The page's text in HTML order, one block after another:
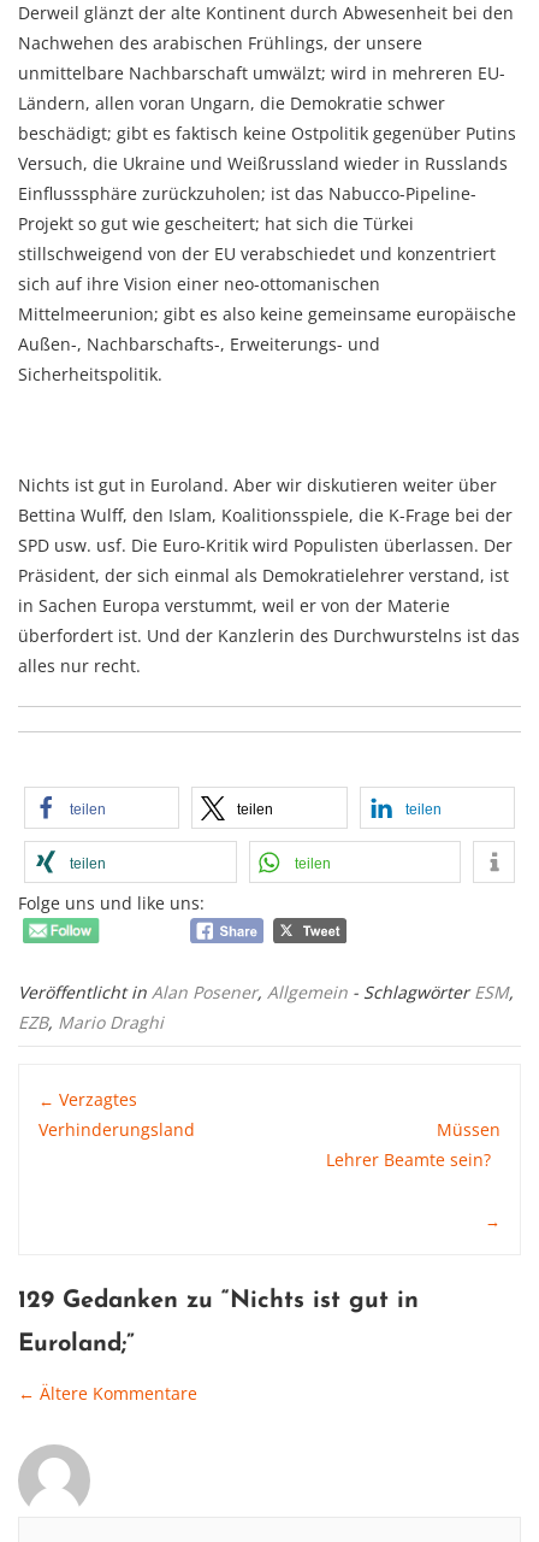
Derweil glänzt der alte Kontinent durch Abwesenheit bei den
Nachwehen des arabischen Frühlings, der unsere
unmittelbare Nachbarschaft umwälzt; wird in mehreren EU-
Ländern, allen voran Ungarn, die Demokratie schwer
beschädigt; gibt es faktisch keine Ostpolitik gegenüber Putins
Versuch, die Ukraine und Weißrussland wieder in Russlands
Einflusssphäre zurückzuholen; ist das Nabucco-Pipeline-
Projekt so gut wie gescheitert; hat sich die Türkei
stillschweigend von der EU verabschiedet und konzentriert
sich auf ihre Vision einer neo-ottomanischen
Mittelmeerunion; gibt es also keine gemeinsame europäische
Außen-, Nachbarschafts-, Erweiterungs- und
Sicherheitspolitik.
Nichts ist gut in Euroland. Aber wir diskutieren weiter über
Bettina Wulff, den Islam, Koalitionsspiele, die K-Frage bei der
SPD usw. usf. Die Euro-Kritik wird Populisten überlassen. Der
Präsident, der sich einmal als Demokratielehrer verstand, ist
in Sachen Europa verstummt, weil er von der Materie
überfordert ist. Und der Kanzlerin des Durchwurstelns ist das
alles nur recht.
teilen teilen teilen
teilen teilen
Folge uns und like uns:
Veröffentlicht in Alan Posener, Allgemein - SchlagwörterESM,
EZB, Mario Draghi
Post
← Verzagtes
Verhinderungsland
Müssen
Lehrer Beamte sein?
→
129 Gedanken zu “ Nichts ist gut in
Euroland;”
Comment
navigation
← Ältere Kommentare